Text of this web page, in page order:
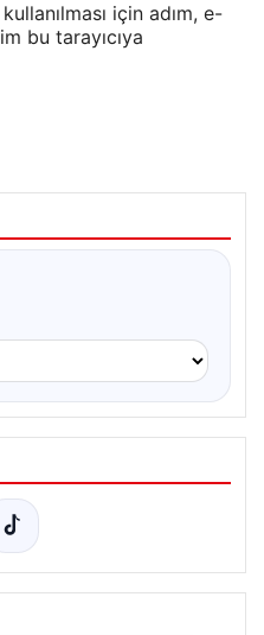
için adım, e-
bu tarayıcıya